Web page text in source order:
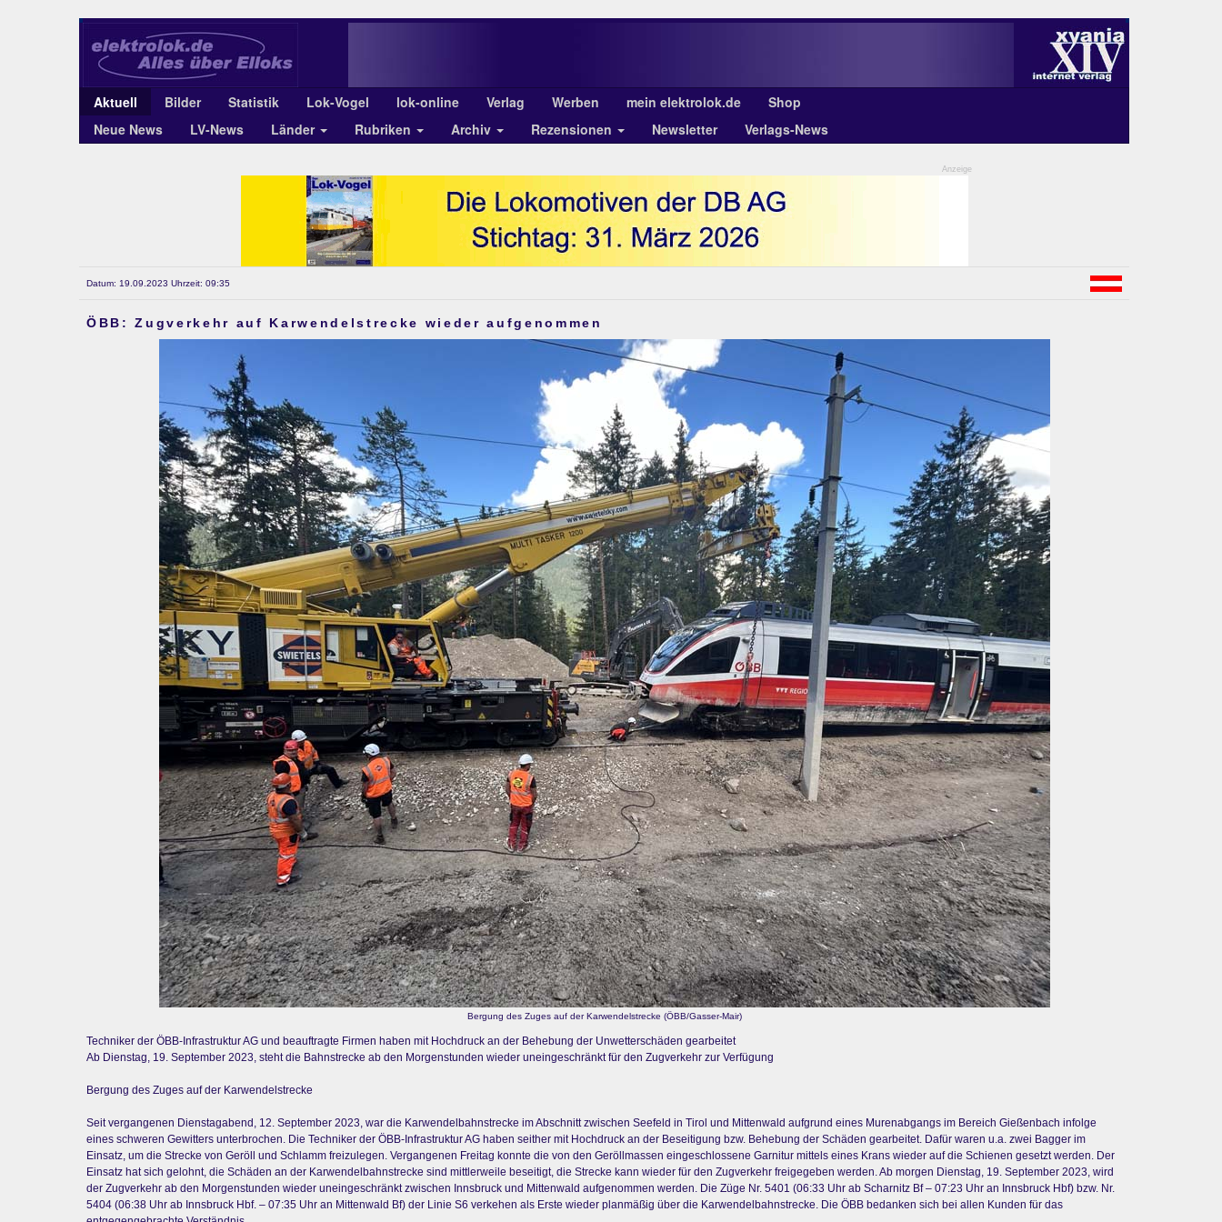
Aktuell Bilder Statistik Lok-Vogel lok-online Verlag Werben mein elektrolok.de
Shop
Neue News
LV-News Länder Rubriken Archiv Rezensionen Newsletter Verlags-News
Anzeige
Datum: 19.09.2023 Uhrzeit: 09:35
ÖBB: Zugverkehr auf Karwendelstrecke wieder aufgenommen
Bergung des Zuges auf der Karwendelstrecke (ÖBB/Gasser-Mair)
Techniker der ÖBB-Infrastruktur AG und beauftragte Firmen haben mit Hochdruck an der Behebung der Unwetterschäden gearbeitet
Ab Dienstag, 19. September 2023, steht die Bahnstrecke ab den Morgenstunden wieder uneingeschränkt für den Zugverkehr zur Verfügung
Bergung des Zuges auf der Karwendelstrecke
Seit vergangenen Dienstagabend, 12. September 2023, war die Karwendelbahnstrecke im Abschnitt zwischen Seefeld in Tirol und Mittenwald aufgrund eines Murenabgangs im Bereich Gießenbach infolge
eines schweren Gewitters unterbrochen. Die Techniker der ÖBB-Infrastruktur AG haben seither mit Hochdruck an der Beseitigung bzw. Behebung der Schäden gearbeitet. Dafür waren u.a. zwei Bagger im
Einsatz, um die Strecke von Geröll und Schlamm freizulegen. Vergangenen Freitag konnte die von den Geröllmassen eingeschlossene Garnitur mittels eines Krans wieder auf die Schienen gesetzt werden. Der
Einsatz hat sich gelohnt, die Schäden an der Karwendelbahnstrecke sind mittlerweile beseitigt, die Strecke kann wieder für den Zugverkehr freigegeben werden. Ab morgen Dienstag, 19. September 2023, wird
der Zugverkehr ab den Morgenstunden wieder uneingeschränkt zwischen Innsbruck und Mittenwald aufgenommen werden. Die Züge Nr. 5401 (06:33 Uhr ab Scharnitz Bf – 07:23 Uhr an Innsbruck Hbf) bzw. Nr.
5404 (06:38 Uhr ab Innsbruck Hbf. – 07:35 Uhr an Mittenwald Bf) der Linie S6 verkehen als Erste wieder planmäßig über die Karwendelbahnstrecke. Die ÖBB bedanken sich bei allen Kunden für das